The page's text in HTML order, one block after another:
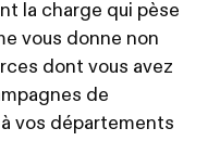
la charge qui pèse
vous donne non
dont vous avez
de
vos départements